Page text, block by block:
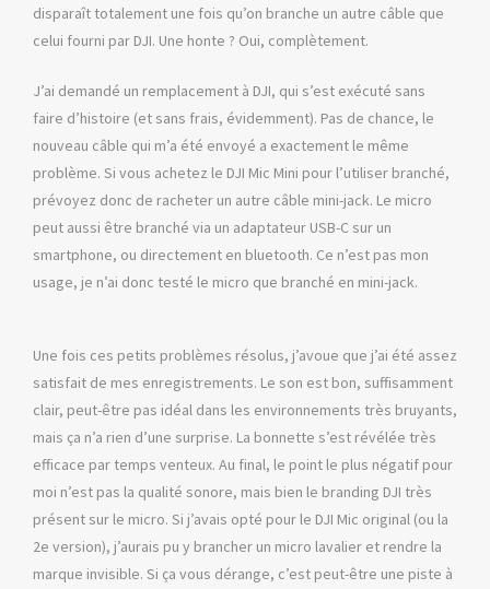
disparaît totalement une fois qu’on branche un autre câble que
celui fourni par DJI. Une honte ? Oui, complètement.
J’ai demandé un remplacement à DJI, qui s’est exécuté sans
faire d’histoire (et sans frais, évidemment). Pas de chance, le
nouveau câble qui m’a été envoyé a exactement le même
problème. Si vous achetez le DJI Mic Mini pour l’utiliser branché,
prévoyez donc de racheter un autre câble mini-jack. Le micro
peut aussi être branché via un adaptateur USB-C sur un
smartphone, ou directement en bluetooth. Ce n’est pas mon
usage, je n’ai donc testé le micro que branché en mini-jack.
Une fois ces petits problèmes résolus, j’avoue que j’ai été assez
satisfait de mes enregistrements. Le son est bon, suffisamment
clair, peut-être pas idéal dans les environnements très bruyants,
mais ça n’a rien d’une surprise. La bonnette s’est révélée très
efficace par temps venteux. Au final, le point le plus négatif pour
moi n’est pas la qualité sonore, mais bien le branding DJI très
présent sur le micro. Si j’avais opté pour le DJI Mic original (ou la
2e version), j’aurais pu y brancher un micro lavalier et rendre la
marque invisible. Si ça vous dérange, c’est peut-être une piste à